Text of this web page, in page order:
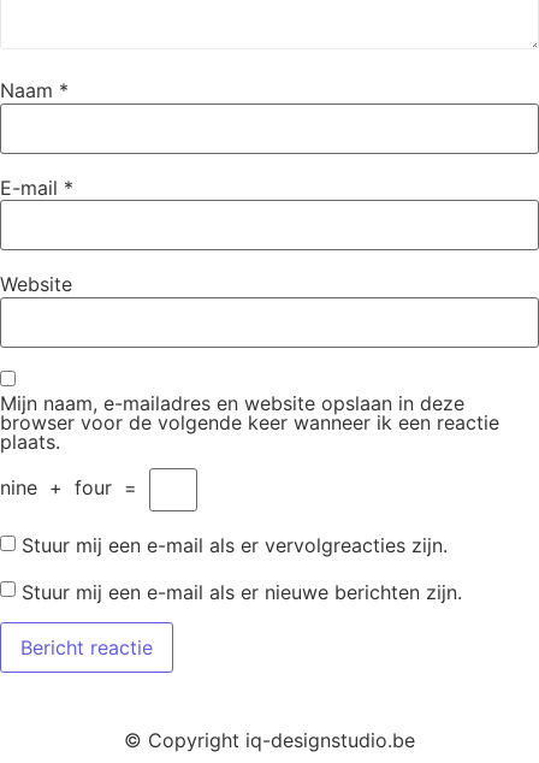
Naam *
E-mail *
Website
Mijn naam, e-mailadres en website opslaan in deze
browser voor de volgende keer wanneer ik een reactie
plaats.
nine + four =
Stuur mij een e-mail als er vervolgreacties zijn.
Stuur mij een e-mail als er nieuwe berichten zijn.
© Copyright iq-designstudio.be